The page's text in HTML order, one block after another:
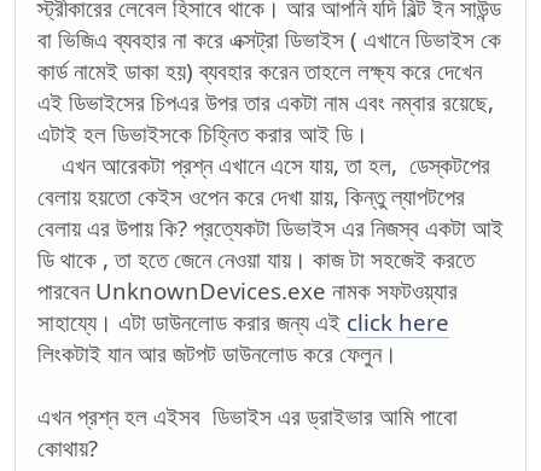
স্ট্রীকারের লেবেল হিসাবে থাকে। আর আপনি যদি বিল্ট ইন সাউন্ড
বা ভিজিএ ব্যবহার না করে এক্সট্রা ডিভাইস ( এখানে ডিভাইস কে
কার্ড নামেই ডাকা হয়) ব্যবহার করেন তাহলে লক্ষ্য করে দেখেন
এই ডিভাইসের চিপএর উপর তার একটা নাম এবং নম্বার রয়েছে,
এটাই হল ডিভাইসকে চিহ্নিত করার আই ডি।
এখন আরেকটা প্রশ্ন এখানে এসে যায়, তা হল, ডেস্কটপের
বেলায় হয়তো কেইস ওপেন করে দেখা য়ায়, কিন্তু ল্যাপটপের
বেলায় এর উপায় কি? প্রত্যেকটা ডিভাইস এর নিজস্ব একটা আই
ডি থাকে , তা হতে জেনে নেওয়া যায়। কাজ টা সহজেই করতে
পারবেন UnknownDevices.exe নামক সফটওয়্যার
সাহায্যে। এটা ডাউনলোড করার জন্য এই click here
লিংকটাই যান আর জটপট ডাউনলোড করে ফেলুন।
এখন প্রশ্ন হল এইসব ডিভাইস এর ড্রাইভার আমি পাবো
কোথায়?